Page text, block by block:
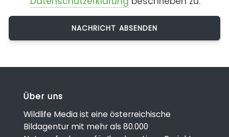
Über uns
Wildlife Media ist eine österreichische
Bildagentur mit mehr als 80.000